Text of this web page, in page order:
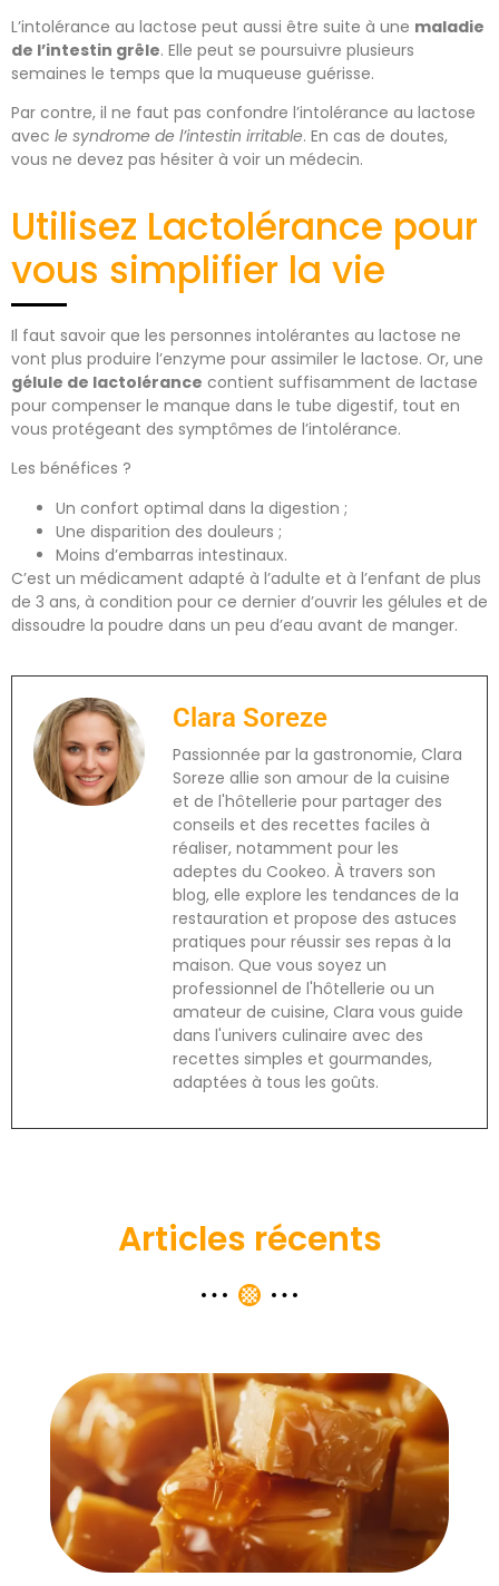
L’intolérance au lactose peut aussi être suite à une maladie
de l’intestin grêle. Elle peut se poursuivre plusieurs
semaines le temps que la muqueuse guérisse.
Par contre, il ne faut pas confondre l’intolérance au lactose
avec le syndrome de l’intestin irritable. En cas de doutes,
vous ne devez pas hésiter à voir un médecin.
Utilisez Lactolérance pour
vous simplifier la vie
Il faut savoir que les personnes intolérantes au lactose ne
vont plus produire l’enzyme pour assimiler le lactose. Or, une
gélule de lactolérance contient suffisamment de lactase
pour compenser le manque dans le tube digestif, tout en
vous protégeant des symptômes de l’intolérance.
Les bénéfices ?
Un confort optimal dans la digestion ;
Une disparition des douleurs ;
Moins d’embarras intestinaux.
C’est un médicament adapté à l’adulte et à l’enfant de plus
de 3 ans, à condition pour ce dernier d’ouvrir les gélules et de
dissoudre la poudre dans un peu d’eau avant de manger.
Clara Soreze
Passionnée par la gastronomie, Clara
Soreze allie son amour de la cuisine
et de l'hôtellerie pour partager des
conseils et des recettes faciles à
réaliser, notamment pour les
adeptes du Cookeo. À travers son
blog, elle explore les tendances de la
restauration et propose des astuces
pratiques pour réussir ses repas à la
maison. Que vous soyez un
professionnel de l'hôtellerie ou un
amateur de cuisine, Clara vous guide
dans l'univers culinaire avec des
recettes simples et gourmandes,
adaptées à tous les goûts.
Articles récents